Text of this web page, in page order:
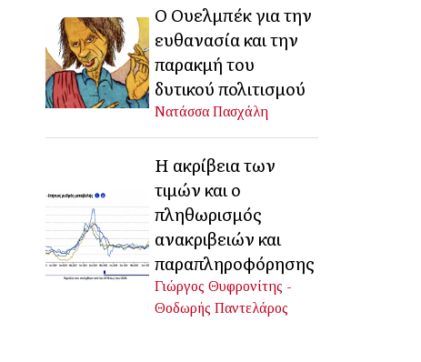
Ο Ουελμπέκ για την
ευθανασία και την
παρακμή του
δυτικού πολιτισμού
Νατάσσα Πασχάλη
Η ακρίβεια των
τιμών και ο
πληθωρισμός
ανακριβειών και
παραπληροφόρησης
Γιώργος Θυφρονίτης -
Θοδωρής Παντελάρος